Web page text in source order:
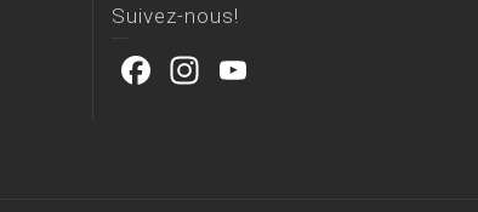
Suivez-nous!
Facebook
Instagram